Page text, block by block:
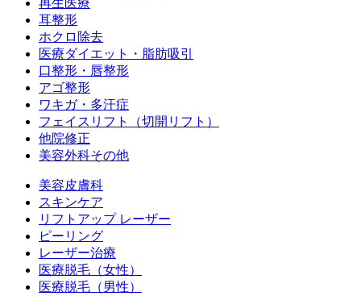
再生医療
耳整形
ホクロ除去
医療ダイエット・脂肪吸引
口整形・唇整形
アゴ整形
ワキガ・多汗症
フェイスリフト（切開リフト）
他院修正
美容外科その他
美容皮膚科
スキンケア
リフトアップ レーザー
ピーリング
レーザー治療
医療脱毛（女性）
医療脱毛（男性）